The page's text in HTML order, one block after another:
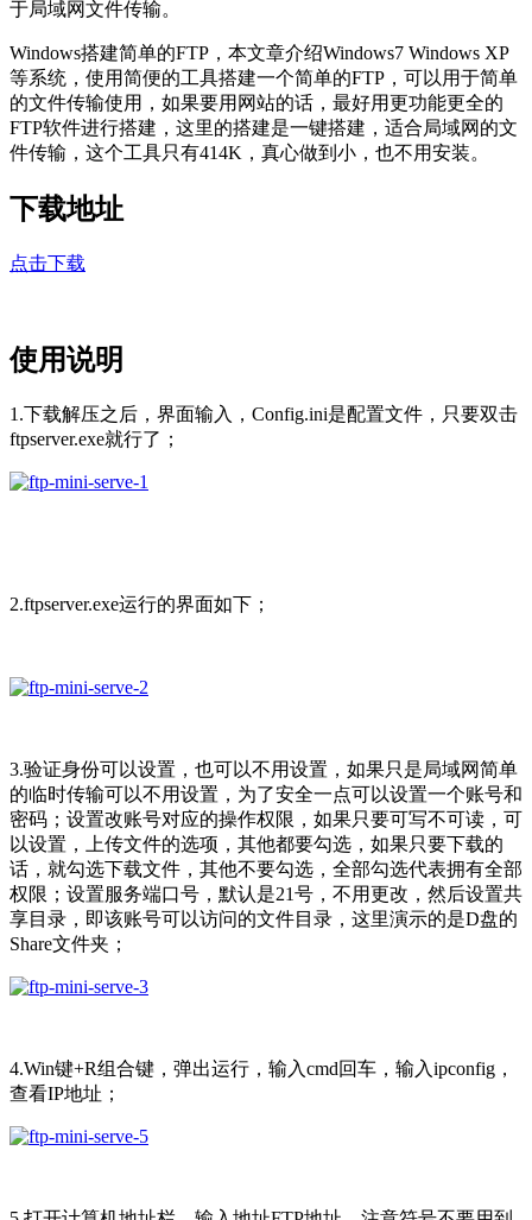
于局域网文件传输。
Windows搭建简单的FTP，本文章介绍Windows7 Windows XP
等系统，使用简便的工具搭建一个简单的FTP，可以用于简单
的文件传输使用，如果要用网站的话，最好用更功能更全的
FTP软件进行搭建，这里的搭建是一键搭建，适合局域网的文
件传输，这个工具只有414K，真心做到小，也不用安装。
下载地址
点击下载
使用说明
1.下载解压之后，界面输入，Config.ini是配置文件，只要双击
ftpserver.exe就行了；
2.ftpserver.exe运行的界面如下；
3.验证身份可以设置，也可以不用设置，如果只是局域网简单
的临时传输可以不用设置，为了安全一点可以设置一个账号和
密码；设置改账号对应的操作权限，如果只要可写不可读，可
以设置，上传文件的选项，其他都要勾选，如果只要下载的
话，就勾选下载文件，其他不要勾选，全部勾选代表拥有全部
权限；设置服务端口号，默认是21号，不用更改，然后设置共
享目录，即该账号可以访问的文件目录，这里演示的是D盘的
Share文件夹；
4.Win键+R组合键，弹出运行，输入cmd回车，输入ipconfig，
查看IP地址；